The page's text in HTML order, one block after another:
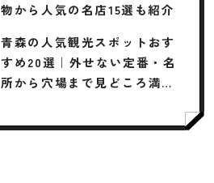
物から人気の名店15選も紹介
青森の人気観光スポットおす
すめ20選｜外せない定番・名
所から穴場まで見どころ満載